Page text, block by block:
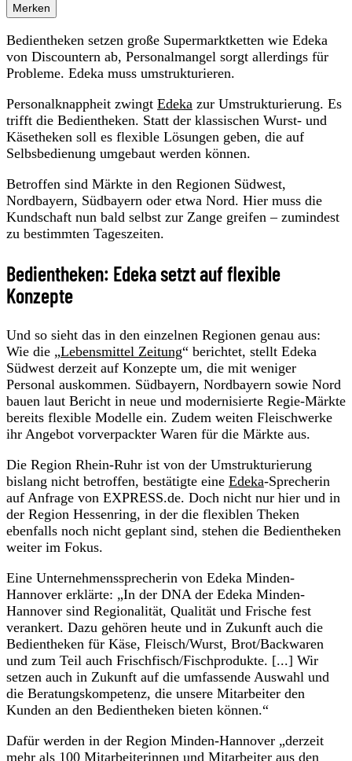
Merken
Bedientheken setzen große Supermarktketten wie Edeka
von Discountern ab, Personalmangel sorgt allerdings für
Probleme. Edeka muss umstrukturieren.
Personalknappheit zwingt Edeka zur Umstrukturierung. Es
trifft die Bedientheken. Statt der klassischen Wurst- und
Käsetheken soll es flexible Lösungen geben, die auf
Selbsbedienung umgebaut werden können.
Betroffen sind Märkte in den Regionen Südwest,
Nordbayern, Südbayern oder etwa Nord. Hier muss die
Kundschaft nun bald selbst zur Zange greifen – zumindest
zu bestimmten Tageszeiten.
Bedientheken: Edeka setzt auf flexible
Konzepte
Und so sieht das in den einzelnen Regionen genau aus:
Wie die „Lebensmittel Zeitung“ berichtet, stellt Edeka
Südwest derzeit auf Konzepte um, die mit weniger
Personal auskommen. Südbayern, Nordbayern sowie Nord
bauen laut Bericht in neue und modernisierte Regie-Märkte
bereits flexible Modelle ein. Zudem weiten Fleischwerke
ihr Angebot vorverpackter Waren für die Märkte aus.
Die Region Rhein-Ruhr ist von der Umstrukturierung
bislang nicht betroffen, bestätigte eine Edeka-Sprecherin
auf Anfrage von EXPRESS.de. Doch nicht nur hier und in
der Region Hessenring, in der die flexiblen Theken
ebenfalls noch nicht geplant sind, stehen die Bedientheken
weiter im Fokus.
Eine Unternehmenssprecherin von Edeka Minden-
Hannover erklärte: „In der DNA der Edeka Minden-
Hannover sind Regionalität, Qualität und Frische fest
verankert. Dazu gehören heute und in Zukunft auch die
Bedientheken für Käse, Fleisch/Wurst, Brot/Backwaren
und zum Teil auch Frischfisch/Fischprodukte. [...] Wir
setzen auch in Zukunft auf die umfassende Auswahl und
die Beratungskompetenz, die unsere Mitarbeiter den
Kunden an den Bedientheken bieten können.“
Dafür werden in der Region Minden-Hannover „derzeit
mehr als 100 Mitarbeiterinnen und Mitarbeiter aus den